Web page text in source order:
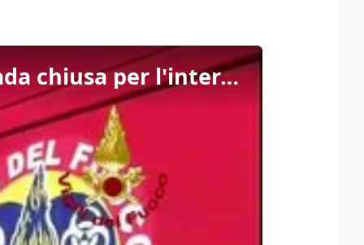
Camion carico di benzina e gasolio si ribalta a Ruda: strada chiusa per l'intera giornata